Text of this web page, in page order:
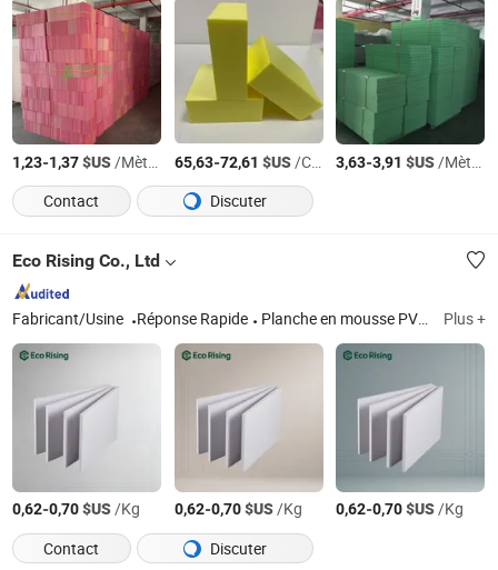
1,23-1,37$US/Mètre Carré 65,63-72,61 $US/Cubic metre 3,63-3,91 $US/Mètre Carré
Contact
Discuter
Eco Rising Co., Ltd
Fabricant/Usine Réponse Rapide Planche en mousse PVC, planche en mousse WPC, planche laminée PVC, feuille en mousse PVC, panneau mural PVC, 3 planche en WPC à couches Plus +
0,62-0,70$US/Kg 0,62-0,70$US/Kg 0,62-0,70$US/Kg
Contact
Discuter